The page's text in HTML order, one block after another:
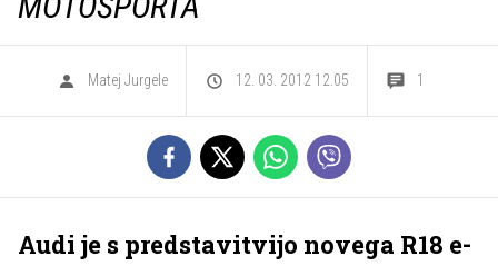
Matej Jurgele 12. 03. 2012 12.05 1
Audi je s predstavitvijo novega R18 e-